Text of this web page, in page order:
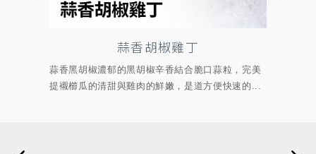
辛香結合脆口蒜粒，完美
鮮嫩，是道方便快速的...
拌以孜然風味料、宮保辣椒段、香菜大
現孜然粗曠、濃郁的鹹香、焙烤辣椒段